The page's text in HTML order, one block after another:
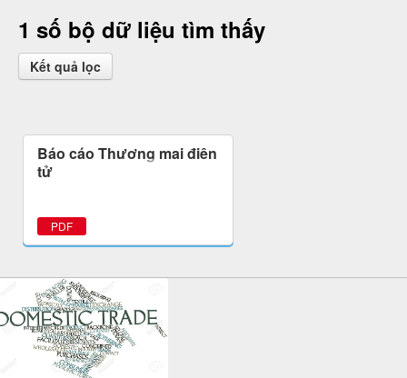
1 số bộ dữ liệu tìm thấy
Kết quả lọc
Báo cáo Thương mại điện
tử
PDF